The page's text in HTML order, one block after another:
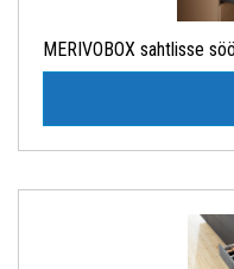
MERIVOBOX sahtlisse